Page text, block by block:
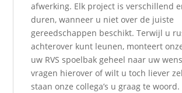
afwerking. Elk project is verschillend
duren, wanneer u niet over de juiste
gereedschappen beschikt. Terwijl u
achterover kunt leunen, monteert
uw RVS spoelbak geheel naar uw wens
vragen hierover of wilt u toch liever
staan onze collega’s u graag te woord.